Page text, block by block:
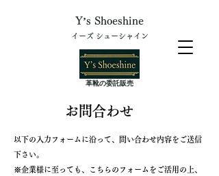
Y’s Shoeshine
イーズ シューシャイン
​革靴の委託販売
​お問合わせ
以下の入力フォームに沿って、問い合わせ内容をご送信
下さい。
※企業様に至っても、こちらのフォームをご活用の上、